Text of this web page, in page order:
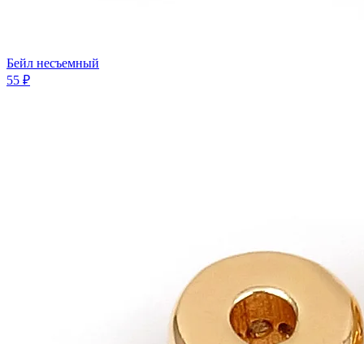
Бeйл несъемный
55 ₽